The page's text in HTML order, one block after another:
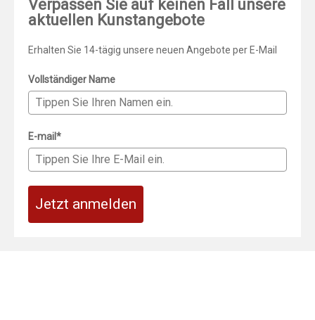
Verpassen Sie auf keinen Fall unsere
aktuellen Kunstangebote
Erhalten Sie 14-tägig unsere neuen Angebote per E-Mail
Vollständiger Name
E-mail*
Jetzt anmelden